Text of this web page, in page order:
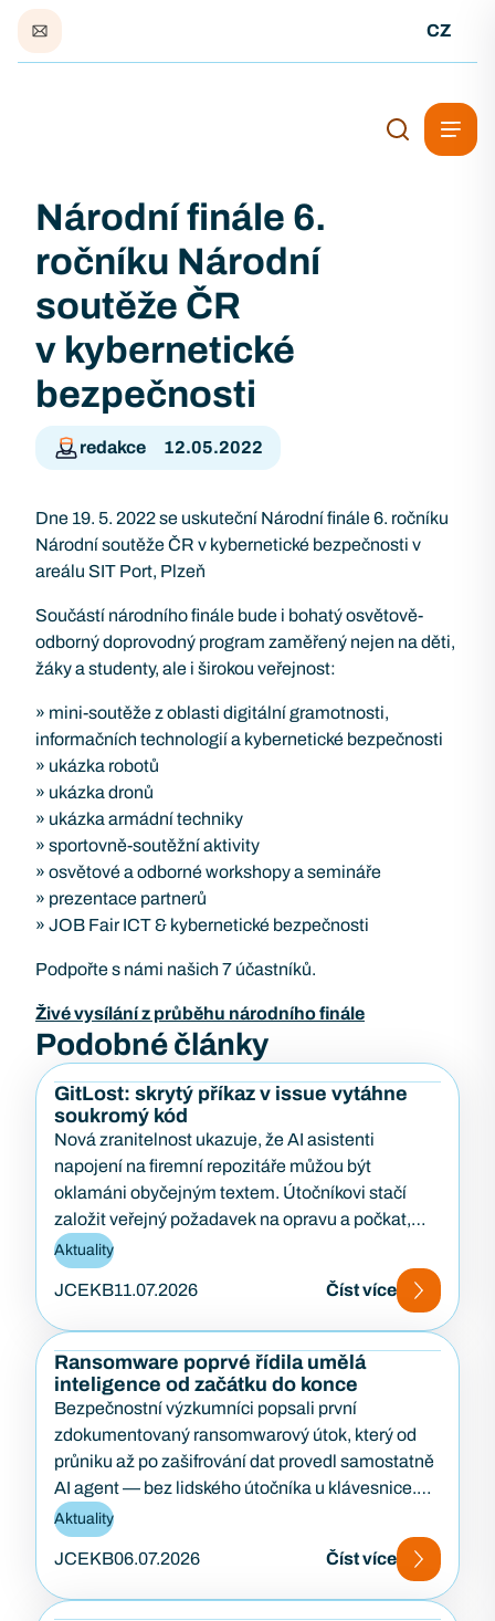
CZ
Národní finále 6.
ročníku Národní
soutěže ČR
v kybernetické
bezpečnosti
redakce 12.05.2022
Dne 19. 5. 2022 se uskuteční Národní finále 6. ročníku
Národní soutěže ČR v kybernetické bezpečnosti v
areálu SIT Port, Plzeň
Součástí národního finále bude i bohatý osvětově-
odborný doprovodný program zaměřený nejen na děti,
žáky a studenty, ale i širokou veřejnost:
» mini-soutěže z oblasti digitální gramotnosti,
informačních technologií a kybernetické bezpečnosti
» ukázka robotů
» ukázka dronů
» ukázka armádní techniky
» sportovně-soutěžní aktivity
» osvětové a odborné workshopy a semináře
» prezentace partnerů
» JOB Fair ICT & kybernetické bezpečnosti
Podpořte s námi našich 7 účastníků.
Živé vysílání z průběhu národního finále
Podobné články
GitLost: skrytý příkaz v issue vytáhne
soukromý kód
Nová zranitelnost ukazuje, že AI asistenti
napojení na firemní repozitáře můžou být
oklamáni obyčejným textem. Útočníkovi stačí
založit veřejný požadavek na opravu a počkat,
až…
Aktuality
JCEKB11.07.2026 Číst více
Ransomware poprvé řídila umělá
inteligence od začátku do konce
Bezpečnostní výzkumníci popsali první
zdokumentovaný ransomwarový útok, který od
průniku až po zašifrování dat provedl samostatně
AI agent — bez lidského útočníka u klávesnice.
Případ…
Aktuality
JCEKB06.07.2026 Číst více